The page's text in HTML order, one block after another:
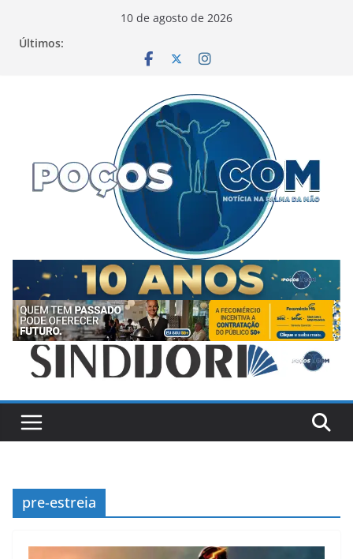
10 de agosto de 2026
Últimos:
pre-estreia